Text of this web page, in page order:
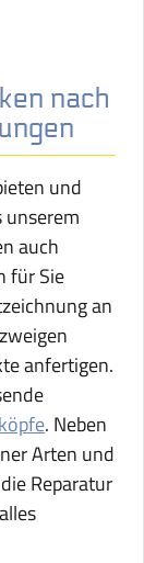
nach
und
unserem
auch
für Sie
an
anfertigen.
. Neben
Arten und
Reparatur